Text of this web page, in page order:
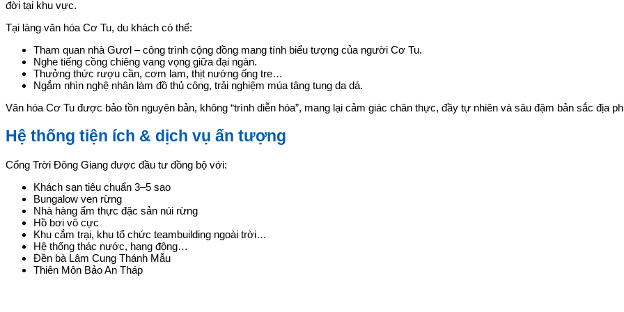
đời tại khu vực.
Tại làng văn hóa Cơ Tu, du khách có thể:
Tham quan nhà Gươl – công trình cộng đồng mang tính biểu tượng của người Cơ Tu.
Nghe tiếng cồng chiêng vang vọng giữa đại ngàn.
Thưởng thức rượu cần, cơm lam, thịt nướng ống tre…
Ngắm nhìn nghệ nhân làm đồ thủ công, trải nghiệm múa tâng tung da dá.
Văn hóa Cơ Tu được bảo tồn nguyên bản, không “trình diễn hóa”, mang lại cảm giác chân thực, đầy tự nhiên và sâu đậm bản sắc địa
Hệ thống tiện ích & dịch vụ ấn tượng
Cổng Trời Đông Giang được đầu tư đồng bộ với:
Khách sạn tiêu chuẩn 3–5 sao
Bungalow ven rừng
Nhà hàng ẩm thực đặc sản núi rừng
Hồ bơi vô cực
Khu cắm trại, khu tổ chức teambuilding ngoài trời…
Hệ thống thác nước, hang động…
Đền bà Lâm Cung Thánh Mẫu
Thiên Môn Bảo An Tháp